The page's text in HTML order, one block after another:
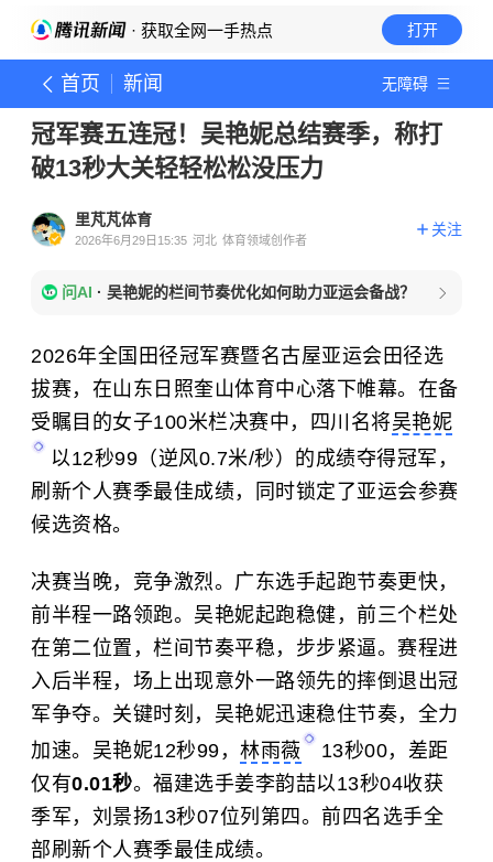
· 获取全网一手热点 打开
首页 新闻 无障碍
冠军赛五连冠！吴艳妮总结赛季，称打
破13秒大关轻轻松松没压力
里芃芃体育
2026年6月29日15:35 河北 体育领域创作者
关注
问AI · 吴艳妮的栏间节奏优化如何助力亚运会备战？
2026年全国田径冠军赛暨名古屋亚运会田径选
拔赛，在山东日照奎山体育中心落下帷幕。在备
受瞩目的女子100米栏决赛中，四川名将吴艳妮
以12秒99（逆风0.7米/秒）的成绩夺得冠军，
刷新个人赛季最佳成绩，同时锁定了亚运会参赛
候选资格。
决赛当晚，竞争激烈。广东选手起跑节奏更快，
前半程一路领跑。吴艳妮起跑稳健，前三个栏处
在第二位置，栏间节奏平稳，步步紧逼。赛程进
入后半程，场上出现意外一路领先的摔倒退出冠
军争夺。关键时刻，吴艳妮迅速稳住节奏，全力
加速。吴艳妮12秒99， 林雨薇
13秒00，差距
仅有0.01秒。福建选手姜李韵喆以13秒04收获
季军，刘景扬13秒07位列第四。前四名选手全
部刷新个人赛季最佳成绩。